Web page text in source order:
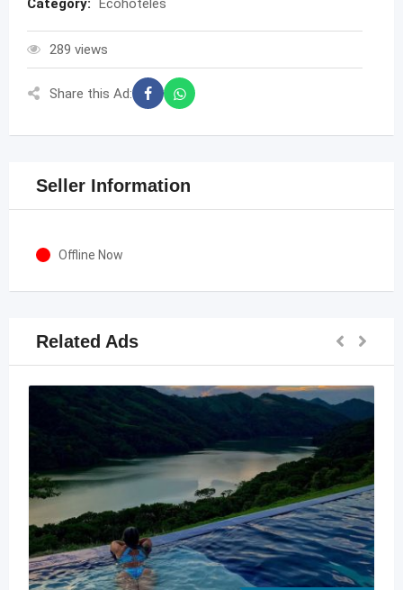
Category: Ecohoteles
289 views
Share this Ad:
Seller Information
Offline Now
Related Ads